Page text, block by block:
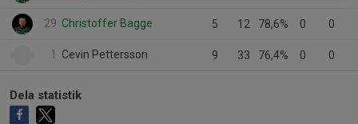
29 Christoffer Bagge 5 12 78,6% 0 0
1 Cevin Pettersson 9 33 76,4% 0 0
Dela statistik